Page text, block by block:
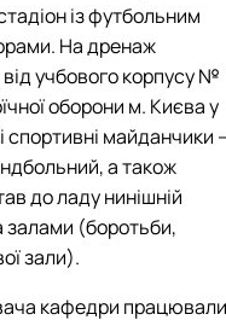
із футбольним
На дренаж
учбового корпусу №
оборони м. Києва у
спортивні майданчики
а також
до ладу нинішній
(боротьби,
зали).
кафедри працювали